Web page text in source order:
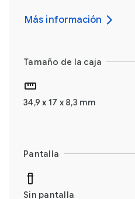
Más información
Tamaño de la caja
34,9 x 17 x 8,3 mm
Pantalla
Sin pantalla